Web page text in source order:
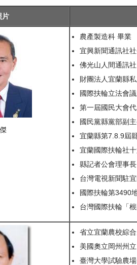
片
農產製造科 畢業
宜興新聞通訊社
佛光山人間通訊
財團法人宜蘭縣
國際扶輪立法會
第一屆國民大會
國民黨縣黨部副
宜蘭縣第7.8.9屆
宜蘭國際扶輪社
縣記者公會理事長
台灣電視新聞駐
國際扶輪第3490
台灣國際扶輪「
省立宜蘭農校綜
美國奧立岡州州
臺灣大學試驗農